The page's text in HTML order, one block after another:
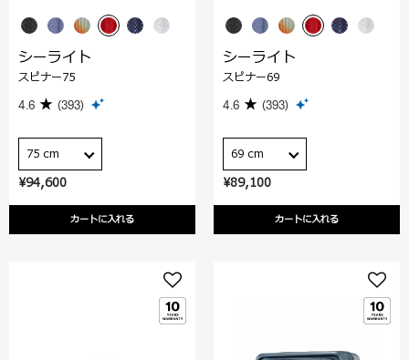
¥94,600
カートに入れる
シーライト
スピナー75
4.6 (393)
75 cm
¥89,100
カートに入れる
シーライト
スピナー69
4.6 (393)
69 cm